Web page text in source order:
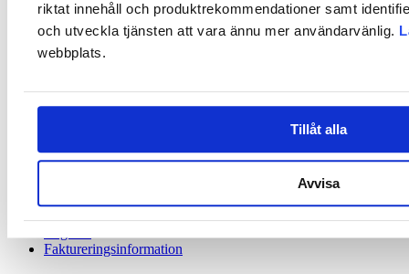
riktat innehåll och produktrekommendationer samt
och utveckla tjänsten att vara ännu mer användarvänlig.
webbplats.
Tillåt alla
Avvisa
Matchmaking är öppen från 10.3.2025 till 9.8.2025. När du har
registrerat dig kan du begära och schemalägga onlinemöten med
potentiella partners när som helst under perioden.
Presentera dina idéer: dela med dig av dina projektidéer,
behov eller erbjudanden och attrahera potentiella partners.
Utöka ditt nätverk: knyt kontakter och utbyt åsikter med små
Faktureringsinformation